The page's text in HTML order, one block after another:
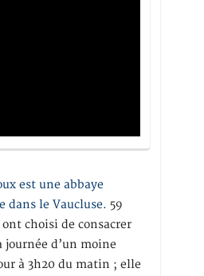
est une abbaye
dans le Vaucluse. 59
choisi de consacrer
journée d’un moine
à 3h20 du matin ; elle